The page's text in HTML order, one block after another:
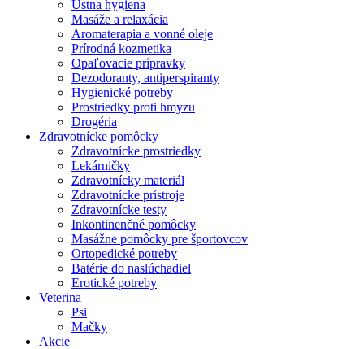
Ústna hygiena
Masáže a relaxácia
Aromaterapia a vonné oleje
Prírodná kozmetika
Opaľovacie prípravky
Dezodoranty, antiperspiranty
Hygienické potreby
Prostriedky proti hmyzu
Drogéria
Zdravotnícke pomôcky
Zdravotnícke prostriedky
Lekárničky
Zdravotnícky materiál
Zdravotnícke prístroje
Zdravotnícke testy
Inkontinenčné pomôcky
Masážne pomôcky pre športovcov
Ortopedické potreby
Batérie do naslúchadiel
Erotické potreby
Veterina
Psi
Mačky
Akcie